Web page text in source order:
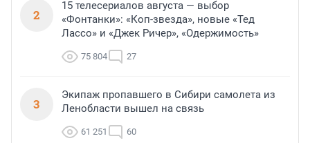
2
15 телесериалов августа — выбор
«Фонтанки»: «Коп-звезда», новые «Тед
Лассо» и «Джек Ричер», «Одержимость»
75 804 27
3
Экипаж пропавшего в Сибири самолета из
Ленобласти вышел на связь
61 251 60